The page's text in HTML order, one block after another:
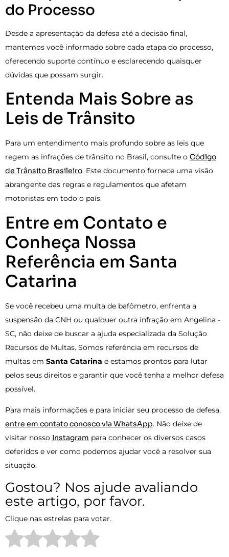
do Processo
Desde a apresentação da defesa até a decisão final,
mantemos você informado sobre cada etapa do processo,
oferecendo suporte contínuo e esclarecendo quaisquer
dúvidas que possam surgir.
Entenda Mais Sobre as
Leis de Trânsito
Para um entendimento mais profundo sobre as leis que
regem as infrações de trânsito no Brasil, consulte o Código
de Trânsito Brasileiro. Este documento fornece uma visão
abrangente das regras e regulamentos que afetam
motoristas em todo o país.
Entre em Contato e
Conheça Nossa
Referência em Santa
Catarina
Se você recebeu uma multa de bafômetro, enfrenta a
suspensão da CNH ou qualquer outra infração em Angelina -
SC, não deixe de buscar a ajuda especializada da Solução
Recursos de Multas. Somos referência em recursos de
multas em Santa Catarina e estamos prontos para lutar
pelos seus direitos e garantir que você tenha a melhor defesa
possível.
Para mais informações e para iniciar seu processo de defesa,
entre em contato conosco via WhatsApp. Não deixe de
visitar nosso Instagram para conhecer os diversos casos
deferidos e ver como podemos ajudar você a resolver sua
situação.
Gostou? Nos ajude avaliando
este artigo, por favor.
Clique nas estrelas para votar.